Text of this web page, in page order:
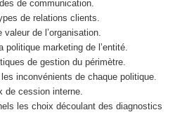
de communication.
de relations clients.
de l’organisation.
marketing de l’entité.
de gestion du périmètre.
inconvénients de chaque politique.
de cession interne.
les choix découlant des diagnostics